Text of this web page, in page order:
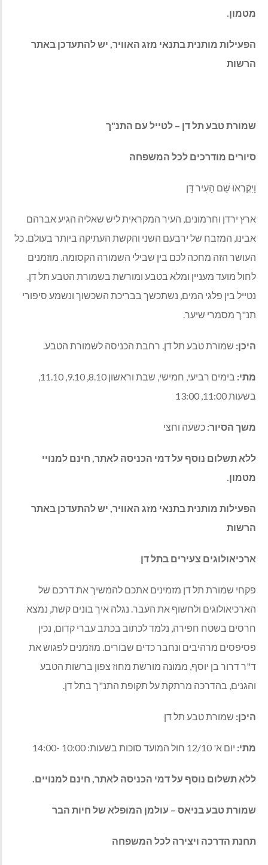
מטמון.
הפעילות מותנית בתנאי מזג האוויר, יש להתעדכן באתר
הרשות
שמורת טבע תל דן – לטייל עם התנ"ך
סיורים מודרכים לכל המשפחה
וַיִּקְרְאוּ שֵׁם הָעִיר דָּן
ארץ ירדן וחרמונים, העיר המקראית ליש שאליה הגיע אברהם
אבינו, המזבח של ירבעם השני והקשת העתיקה ביותר בעולם. כל
העושר הזה מחכה לכם בין שבילי השמורה הקסומה. מוזמנים
לחול מועד מעניין ומלא בטבע ומורשת בשמורת הטבע תל דן.
נטייל בין פלגי המים, נשתכשך בבריכת השכשוך ונשמע סיפורי
תנ"ך מסמרי שיער.
היכן: שמורת טבע תל דן. רחבת הכניסה לשמורת הטבע.
מתי:
בימים רביעי, חמישי, שבת וראשון 8.10, 9.10, 11.10,
בשעות 11:00, 13:00
משך הסיור: כשעה וחצי
ללא תשלום נוסף על דמי הכניסה לאתר, חינם למנויי
מטמון.
הפעילות מותנית בתנאי מזג האוויר, יש להתעדכן באתר
הרשות
ארכיאולוגים צעירים בתל דן
פקחי שמורת תל דן מזמינים אתכם להמשיך את דרכם של
הארכיאולוגים ולחשוף את העבר. נגלה איך בונים קשת, נמצא
חרסים בשטח חפירה, נלמד לכתוב בכתב עברי קדום, נכין
פסיפסים מרהיבים ונחבר כדים שבורים. מוזמנים לפגוש את
ד"ר דרור בן יוסף, ממונה מורשת מחוז צפון ברשות הטבע
והגנים, בהדרכה מרתקת על תקופת התנ"ך בתל דן.
היכן: שמורת טבע תל דן
מתי: יום א' 12/10 חול המועד סוכות בשעות: 10:00 -14:00
ללא תשלום נוסף על דמי הכניסה לאתר, חינם למנויים.
שמורת טבע בניאס – עולמן המופלא של חיות הבר
תחנת הדרכה ויצירה לכל המשפחה